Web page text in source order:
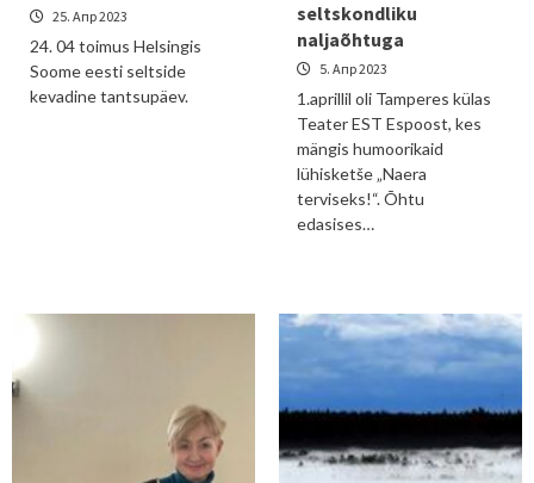
25. Апр 2023
24. 04 toimus Helsingis
Soome eesti seltside
kevadine tantsupäev.
seltskondliku
naljaõhtuga
5. Апр 2023
1.aprillil oli Tamperes külas
Teater EST Espoost, kes
mängis humoorikaid
lühisketše „Naera
terviseks!“. Õhtu
edasises…